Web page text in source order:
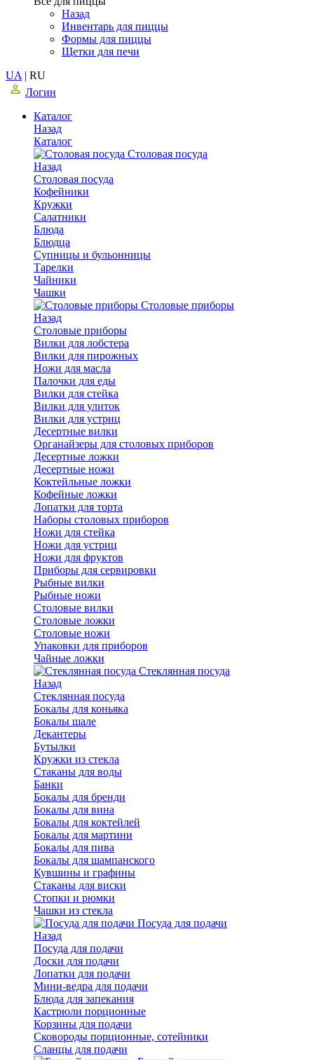
Назад
Инвентарь для пиццы
Формы для пиццы
Щетки для печи
UA | RU
Логин
Каталог
Назад
Каталог
Столовая посуда
Назад
Столовая посуда
Кофейники
Кружки
Салатники
Блюда
Блюдца
Супницы и бульонницы
Тарелки
Чайники
Чашки
Cтоловые приборы
Назад
Cтоловые приборы
Вилки для лобстера
Вилки для пирожных
Ножи для масла
Палочки для еды
Вилки для стейка
Вилки для улиток
Вилки для устриц
Десертные вилки
Органайзеры для столовых приборов
Десертные ложки
Десертные ножи
Коктейльные ложки
Кофейные ложки
Лопатки для торта
Наборы столовых приборов
Ножи для стейка
Ножи для устриц
Ножи для фруктов
Приборы для сервировки
Рыбные вилки
Рыбные ножи
Столовые вилки
Столовые ложки
Столовые ножи
Упаковки для приборов
Чайные ложки
Стеклянная посуда
Назад
Стеклянная посуда
Бокалы для коньяка
Бокалы шале
Декантеры
Бутылки
Кружки из стекла
Стаканы для воды
Банки
Бокалы для бренди
Бокалы для вина
Бокалы для коктейлей
Бокалы для мартини
Бокалы для пива
Бокалы для шампанского
Кувшины и графины
Стаканы для виски
Стопки и рюмки
Чашки из стекла
Посуда для подачи
Назад
Посуда для подачи
Доски для подачи
Лопатки для подачи
Мини-ведра для подачи
Блюда для запекания
Кастрюли порционные
Корзины для подачи
Сковороды порционные, сотейники
Сланцы для подачи